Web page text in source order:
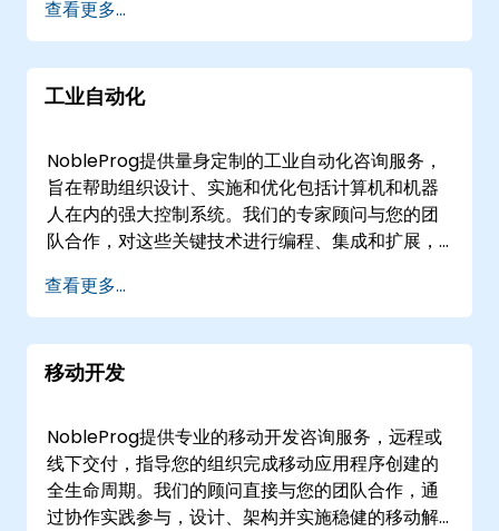
化：通过我们的专业 Smart Contracts 谘询保护
和优化您的 Blockchain 操作。Solidity 开发：与我
们专门的 Solidity 开发专家一起确保您的 Smart
Contracts on Ethereum 的稳健性。Stellar 谘
Ripple 专家一起驾驭 Ripple 开发和 XRP Ledger
的复杂性。MultiChain 实施：与我们的
MultiChain 专家无缝实施私有 Blockchain 解决方
案。Corda 谘询：通过根据您的业务需求量身定制
的 Corda 开发和企业解决方案，提高效率。
成：与我们的 Web3 集成专家一起探索去中心化的
未来，确保您的应用程式处于最前沿。Monax 集
强，解锁新的可能性。为什么选择 NobleProg 进行
Blockchain 谘询？久经考验的专业知识： 受益于
我们团队在各种 Blockchain 平台中的深厚知识。
量身定制的解决方案： 获得符合您独特业务需求的
级策略。 我们的方法超越传统指导，提供量身定制
的咨询参与，解决您特定的业务挑战。我们与您的
利益相关者合作，设计稳健的工作流程，优化现有
流程，并确保协作工具的无缝采用。作为您在值得
连接性和生产力的显著提升。
查看更多...
工业自动化
NobleProg提供量身定制的工业自动化咨询服务，
旨在帮助组织设计、实施和优化包括计算机和机器
人在内的强大控制系统。我们的专家顾问与您的团
队合作，对这些关键技术进行编程、集成和扩展，
灵活，以适应您的环境，提供远程或线下咨询支
持。远程咨询会议通过交互式的远程桌面环境进
行，支持实时协作和系统配置。对于线下咨询，我
们的顾问可以直接在的客户现场或NobleProg在的
署和优化工作。 NobleProg -- 您的本地咨询合作
伙伴
查看更多...
移动开发
NobleProg提供专业的移动开发咨询服务，远程或
线下交付，指导您的组织完成移动应用程序创建的
全生命周期。我们的顾问直接与您的团队合作，通
过协作实践参与，设计、架构并实施稳健的移动解